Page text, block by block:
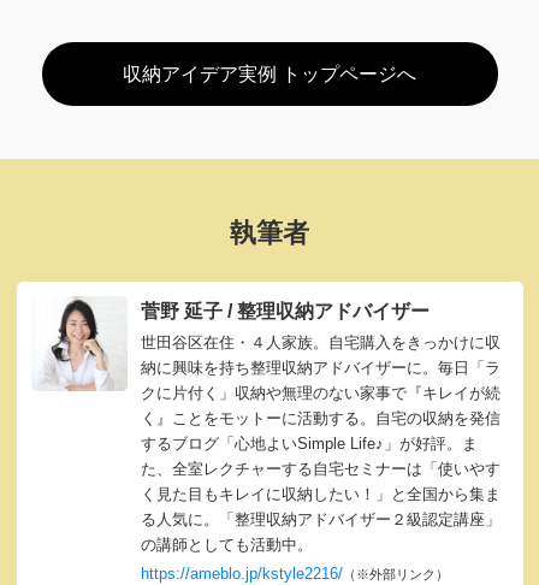
収納アイデア実例 トップページへ
執筆者
菅野 延子 / 整理収納アドバイザー
世田谷区在住・４人家族。自宅購入をきっかけに収
納に興味を持ち整理収納アドバイザーに。毎日「ラ
クに片付く」収納や無理のない家事で『キレイが続
く』ことをモットーに活動する。自宅の収納を発信
するブログ「心地よいSimple Life♪」が好評。ま
た、全室レクチャーする自宅セミナーは「使いやす
く見た目もキレイに収納したい！」と全国から集ま
る人気に。「整理収納アドバイザー２級認定講座」
の講師としても活動中。
https://ameblo.jp/kstyle2216/ （※外部リンク）